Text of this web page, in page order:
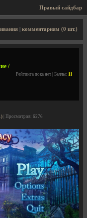
Правый сайдбар
видео
комментариям (0 шт.)
/
Рейтинга пока нет | Баллы: 11
| Просмотров: 6276